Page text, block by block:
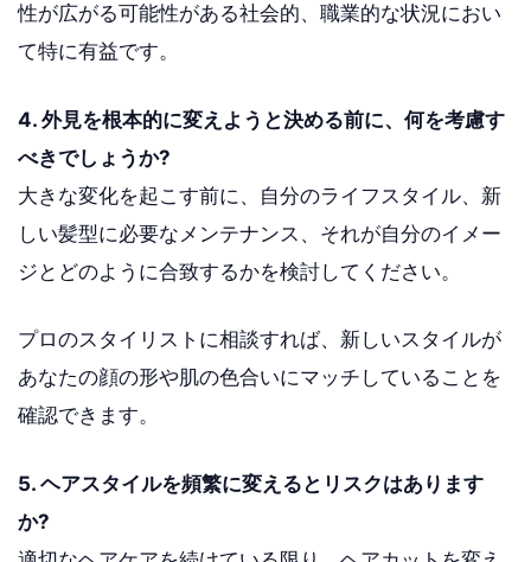
性が広がる可能性がある社会的、職業的な状況におい
て特に有益です。
4. 外見を根本的に変えようと決める前に、何を考慮す
べきでしょうか?
大きな変化を起こす前に、自分のライフスタイル、新
しい髪型に必要なメンテナンス、それが自分のイメー
ジとどのように合致するかを検討してください。
プロのスタイリストに相談すれば、新しいスタイルが
あなたの顔の形や肌の色合いにマッチしていることを
確認できます。
5. ヘアスタイルを頻繁に変えるとリスクはあります
か?